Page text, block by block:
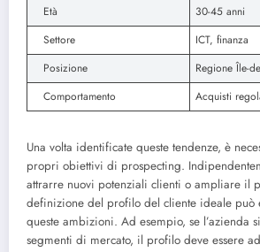
Età
30-45 anni
Settore
ICT, finanza
Posizione
Regione Île-
Comportamento
Acquisti
Una volta identificate queste tendenze, è
propri obiettivi di prospecting.
attrarre nuovi potenziali clienti o ampliare il
definizione del profilo del cliente ideale può
queste ambizioni. Ad esempio, se l’azienda
segmenti di mercato, il profilo deve essere